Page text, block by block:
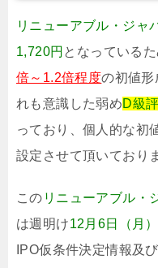
リニューアブル・ジャ
1,720円 となっている
倍～1.2倍程度の初値形
れも意識した弱めD級
っており、個人的な初
設定させて頂いており
この リニューアブル・
は週明け12月6日（月）
IPO仮条件決定情報及